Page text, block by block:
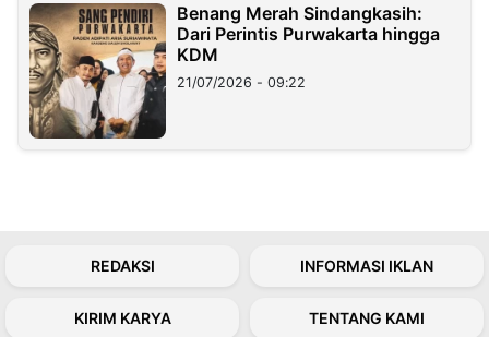
Benang Merah Sindangkasih:
Dari Perintis Purwakarta hingga
KDM
21/07/2026 - 09:22
REDAKSI INFORMASI IKLAN
KIRIM KARYA TENTANG KAMI